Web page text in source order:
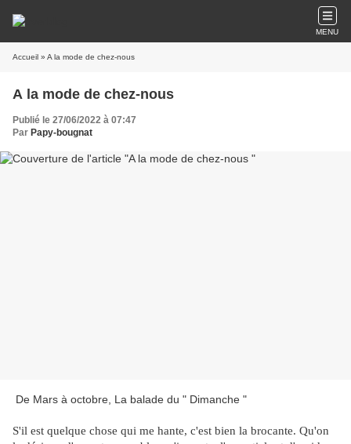
MENU
Accueil » A la mode de chez-nous
A la mode de chez-nous
Publié le 27/06/2022 à 07:47
Par Papy-bougnat
De Mars à octobre, La balade du " Dimanche "
S'il est quelque chose qui me hante, c'est bien la brocante. Qu'on